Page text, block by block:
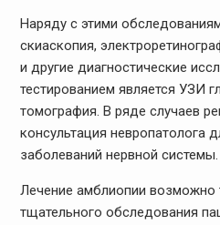
Наряду с этими
скиаскопия,
и другие диагностические
тестированием является УЗИ
томография. В ряде случаев
консультация невропатолога
заболеваний нервной системы.
Лечение амблиопии возможно
тщательного обследования